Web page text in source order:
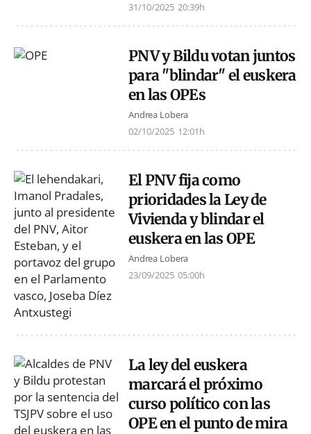
31/10/2025 20:39h
PNV y Bildu votan juntos
para "blindar" el euskera
en las OPEs
Andrea Lobera
02/10/2025 12:01h
El PNV fija como
prioridades la Ley de
Vivienda y blindar el
euskera en las OPE
Andrea Lobera
23/09/2025 05:00h
La ley del euskera
marcará el próximo
curso político con las
OPE en el punto de mira